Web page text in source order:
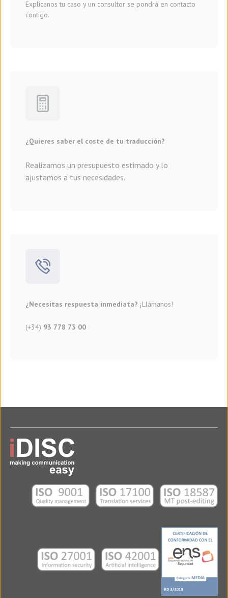
Explícanos tu caso y un consultor se pondrá en contacto
contigo.
¿Quieres saber el coste de tu traducción?
Realizamos un presupuesto estimado y lo
ajustamos a tus necesidades.
¿Necesitas respuesta inmediata? ¡Llámanos!
(+34) 93 778 73 00